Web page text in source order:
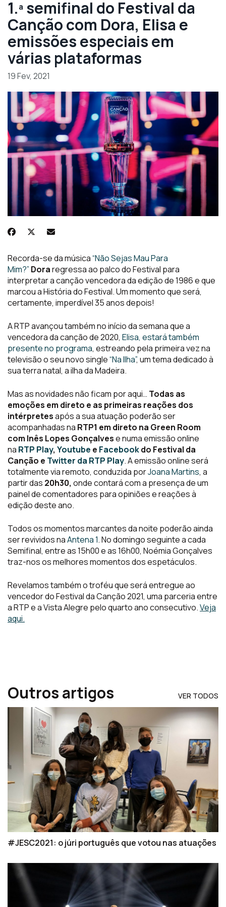
1.ª semifinal do Festival da
Canção com Dora, Elisa e
emissões especiais em
várias plataformas
19 Fev, 2021
Recorda-se da música“Não Sejas Mau Para
Mim?” Doraregressa ao palco do Festival para
interpretar a canção vencedora da edição de 1986 e que
marcou a História do Festival. Um momento que será,
certamente, imperdível 35 anos depois!
A RTP avançou também no início da semana que a
vencedora da canção de 2020, Elisa, estará também
presente no programa, estreando pela primeira vez na
televisão o seu novo single“Na Ilha”, um tema dedicado à
sua terra natal, a ilha da Madeira.
Mas as novidades não ficam por aqui… Todas as
emoções em direto e as primeiras reações dos
intérpretesapós a sua atuação poderão ser
acompanhadas na RTP1 em direto na Green Room
com Inês Lopes Gonçalvese numa emissão online
na RTP Play, Youtube e Facebookdo Festival da
Canção e Twitter da RTP Play. A emissão online será
totalmente via remoto, conduzida porJoana Martins, a
partir das 20h30, onde contará com a presença de um
painel de comentadores para opiniões e reações à
edição deste ano.
Todos os momentos marcantes da noite poderão ainda
ser revividos naAntena 1. No domingo seguinte a cada
Semifinal, entre as 15h00 e as 16h00, Noémia Gonçalves
traz-nos os melhores momentos dos espetáculos.
Revelamos também o troféu que será entregue ao
vencedor do Festival da Canção 2021, uma parceria entre
a RTP e a Vista Alegre pelo quarto ano consecutivo.Veja
aqui.
Outros artigos VER TODOS
#JESC2021: o júri português que votou nas atuações